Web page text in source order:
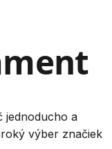
jednoducho a
výber značiek